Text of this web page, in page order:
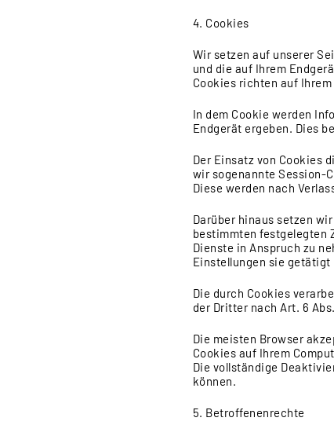
4. Cookies
Wir setzen auf unserer
und die auf Ihrem
Cookies richten auf
In dem Cookie werden
Endgerät ergeben. Dies
Der Einsatz von Cookies
wir sogenannte Session-
Diese werden nach
Darüber hinaus setzen
bestimmten festgelegten
Dienste in Anspruch zu
Einstellungen sie getätigt
Die durch Cookies
der Dritter nach Art. 6
Die meisten Browser
Cookies auf Ihrem
Die vollständige
können.
5. Betroffenenrechte